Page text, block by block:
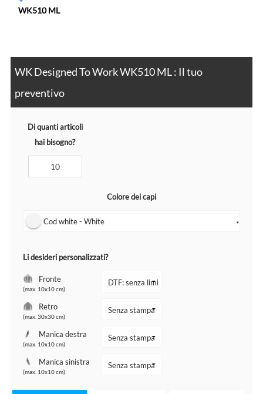
WK510 ML
WK Designed To Work WK510 ML : Il tuo
preventivo
Di quanti articoli
hai bisogno?
Colore dei capi
Cod white - White ▼
Li desideri personalizzati?
Fronte
(max. 10x10 cm)
Retro
(max. 30x30 cm)
Manica destra
(max. 10x10 cm)
Manica sinistra
(max. 10x10 cm)